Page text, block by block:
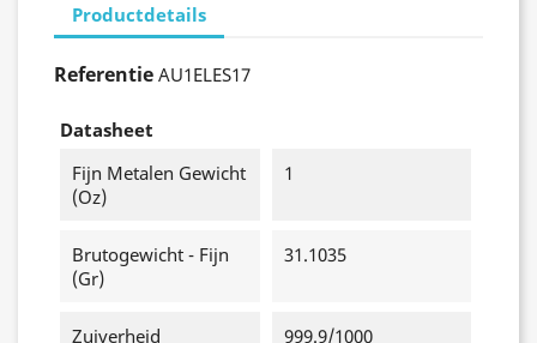
Productdetails
Referentie AU1ELES17
Datasheet
Fijn Metalen Gewicht
(oz)
1
Brutogewicht - Fijn
(gr)
31.1035
Zuiverheid 999.9/1000